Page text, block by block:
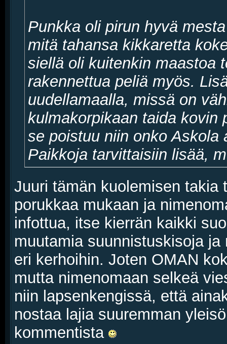
Punkka oli pirun hyvä
mitä tahansa kikkaretta
siellä oli kuitenkin maastoa
rakennettua peliä myös.
uudellamaalla, missä on
kulmakorpikaan taida kovin
se poistuu niin onko Askola
Paikkoja tarvittaisiin lisää,
Juuri tämän kuolemisen takia
porukkaa mukaan ja
infottua, itse kierrän kaikki
muutamia suunnistuskisoja
eri kerhoihin. Joten OMAN
mutta nimenomaan selkeä
niin lapsenkengissä, että
nostaa lajia suuremman
kommentista